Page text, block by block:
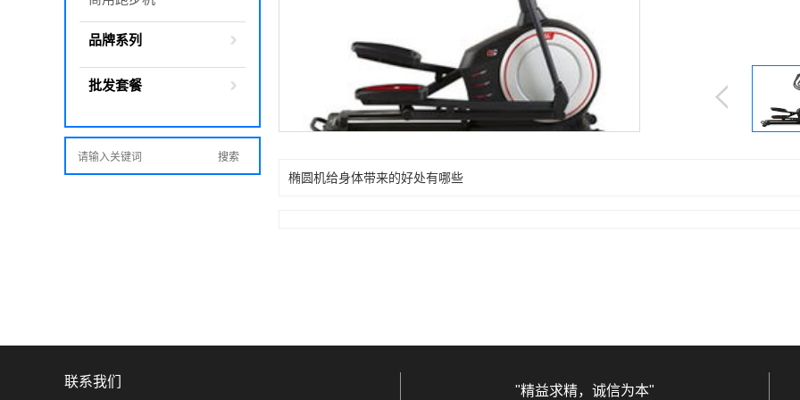
品牌系列
批发套餐
椭圆机给身体带来的好处有哪些
联系我们
"精益求精，诚信为本"